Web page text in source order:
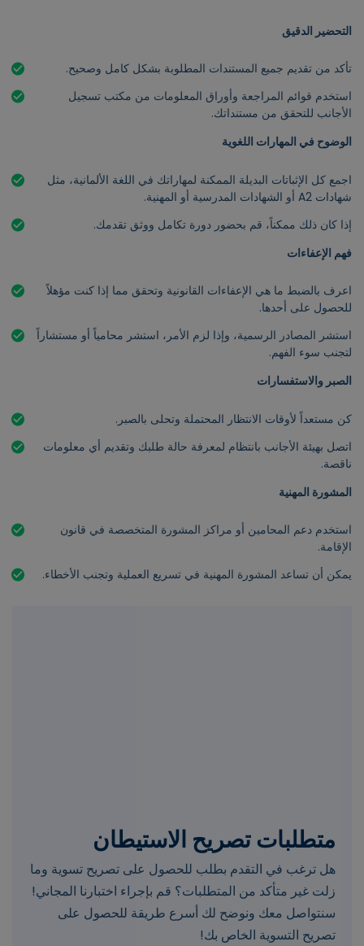
التحضير الدقيق
تأكد من تقديم جميع المستندات المطلوبة بشكل كامل وصحيح.
استخدم قوائم المراجعة وأوراق المعلومات من مكتب تسجيل
الأجانب للتحقق من مستنداتك.
الوضوح في المهارات اللغوية
اجمع كل الإثباتات البديلة الممكنة لمهاراتك في اللغة الألمانية، مثل
شهادات A2 أو الشهادات المدرسية أو المهنية.
إذا كان ذلك ممكناً، قم بحضور دورة تكامل ووثق تقدمك.
فهم الإعفاءات
اعرف بالضبط ما هي الإعفاءات القانونية وتحقق مما إذا كنت مؤهلاً
للحصول على أحدها.
استشر المصادر الرسمية، وإذا لزم الأمر، استشر محامياً أو مستشاراً
لتجنب سوء الفهم.
الصبر والاستفسارات
كن مستعداً لأوقات الانتظار المحتملة وتحلى بالصبر.
اتصل بهيئة الأجانب بانتظام لمعرفة حالة طلبك وتقديم أي معلومات
ناقصة.
المشورة المهنية
استخدم دعم المحامين أو مراكز المشورة المتخصصة في قانون
الإقامة.
يمكن أن تساعد المشورة المهنية في تسريع العملية وتجنب الأخطاء.
متطلبات تصريح الاستيطان
هل ترغب في التقدم بطلب للحصول على تصريح تسوية وما
زلت غير متأكد من المتطلبات؟ قم بإجراء اختبارنا المجاني!
سنتواصل معك ونوضح لك أسرع طريقة للحصول على
تصريح التسوية الخاص بك!